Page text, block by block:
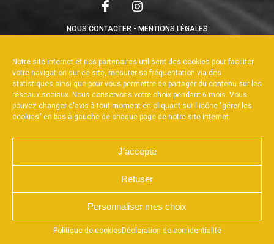
Notre site internet et nos partenaires utilisent des cookies pour faciliter
votre navigation sur ce site, mesurer sa fréquentation via des
statistiques ainsi que pour vous permettre de partager du contenu sur les
réseaux sociaux. Nous conservons votre choix pendant 6 mois. Vous
pouvez changer d'avis à tout moment en cliquant sur l'icône "gérer les
cookies" en bas à gauche de chaque page de notre site internet.
J'accepte
Refuser
Personnaliser mes choix
Politique de cookies Déclaration de confidentialité
Appuyez sur le bouton partager en bas de votre
NOUS CONTACTER
MENTIONS LÉGALES
RÉALISÉ PAR L’AGENCE WEB A3WEB